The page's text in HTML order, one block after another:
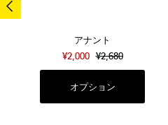
アナント
¥2,000 ¥2,680
オプション